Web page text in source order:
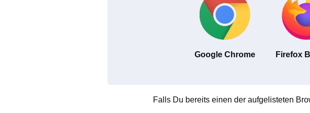
Google Chrome Firefox
Falls Du bereits einen der aufgelisteten